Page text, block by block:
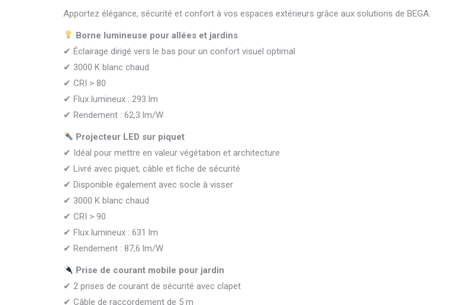
Apportez élégance, sécurité et confort à vos espaces extérieurs grâce aux solutions de BEGA.
Borne lumineuse pour allées et jardins
✔ Éclairage dirigé vers le bas pour un confort visuel optimal
✔ 3000 K blanc chaud
✔ CRI > 80
✔ Flux lumineux : 293 lm
✔ Rendement : 62,3 lm/W
Projecteur LED sur piquet
✔ Idéal pour mettre en valeur végétation et architecture
✔ Livré avec piquet, câble et fiche de sécurité
✔ Disponible également avec socle à visser
✔ 3000 K blanc chaud
✔ CRI > 90
✔ Flux lumineux : 631 lm
✔ Rendement : 87,6 lm/W
Prise de courant mobile pour jardin
✔ 2 prises de courant de sécurité avec clapet
✔ Câble de raccordement de 5 m